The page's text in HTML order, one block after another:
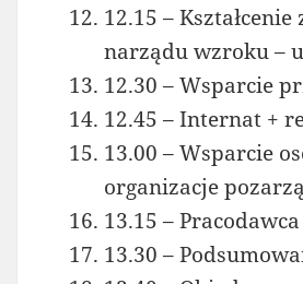
12.15 –
narządu wzroku –
12.30 – Wsparcie
12.45 – Internat +
13.00 – Wsparcie
organizacje
13.15 –
13.30 –